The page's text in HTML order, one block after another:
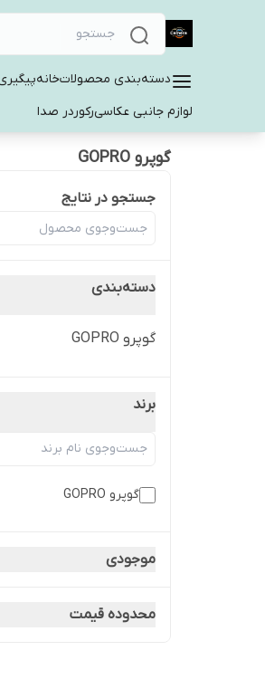
دسته‌بندی محصولاتخانه
لوازم جانبی عکاسیرکوردر صدا
گوپرو GOPRO
جستجو در نتایج
دسته‌بندی
گوپرو GOPRO
برند
گوپرو GOPRO
موجودی
محدوده قیمت